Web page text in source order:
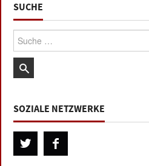
SUCHE
Suche:
SOZIALE NETZWERKE